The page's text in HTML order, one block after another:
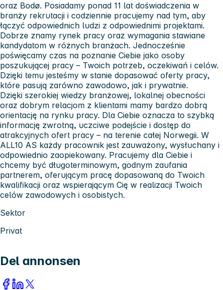
oraz Bodø. Posiadamy ponad 11 lat doświadczenia w
branży rekrutacji i codziennie pracujemy nad tym, aby
łączyć odpowiednich ludzi z odpowiednimi projektami.
Dobrze znamy rynek pracy oraz wymagania stawiane
kandydatom w różnych branżach. Jednocześnie
poświęcamy czas na poznanie Ciebie jako osoby
poszukującej pracy – Twoich potrzeb, oczekiwań i celów.
Dzięki temu jesteśmy w stanie dopasować oferty pracy,
które pasują zarówno zawodowo, jak i prywatnie.
Dzięki szerokiej wiedzy branżowej, lokalnej obecności
oraz dobrym relacjom z klientami mamy bardzo dobrą
orientację na rynku pracy. Dla Ciebie oznacza to szybką
informację zwrotną, uczciwe podejście i dostęp do
atrakcyjnych ofert pracy – na terenie całej Norwegii. W
ALL10 AS każdy pracownik jest zauważony, wysłuchany i
odpowiednio zaopiekowany. Pracujemy dla Ciebie i
chcemy być długoterminowym, godnym zaufania
partnerem, oferującym pracę dopasowaną do Twoich
kwalifikacji oraz wspierającym Cię w realizacji Twoich
celów zawodowych i osobistych.
Sektor
Privat
Del annonsen